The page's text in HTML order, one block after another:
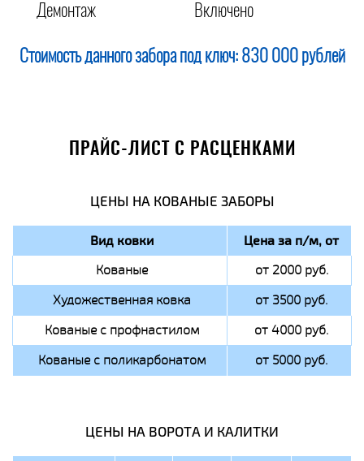
Демонтаж
Включено
Стоимость данного забора под ключ: 830 000 рублей
ПРАЙС-ЛИСТ С РАСЦЕНКАМИ
ЦЕНЫ НА КОВАНЫЕ ЗАБОРЫ
Вид ковки Цена за п/м, от
Кованые
от 2000 руб.
Художественная ковка
от 3500 руб.
Кованые с профнастилом
от 4000 руб.
Кованые с поликарбонатом
от 5000 руб.
ЦЕНЫ НА ВОРОТА И КАЛИТКИ